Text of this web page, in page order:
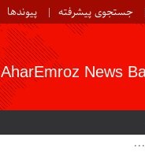
جستجوی پیشرفته پیوندها
AharEmroz News